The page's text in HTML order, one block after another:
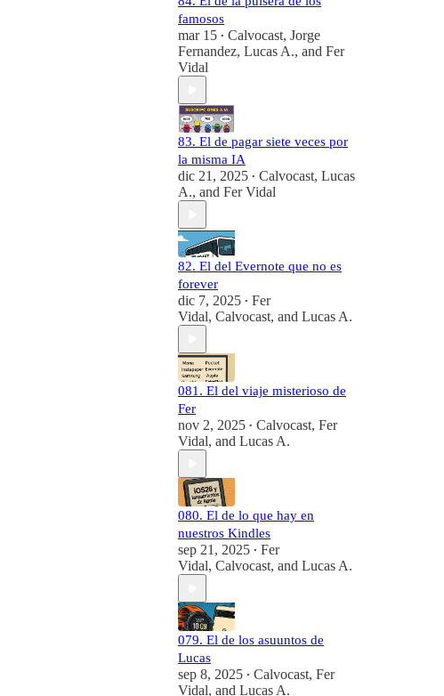
famosos
mar 15 • Calvocast, Jorge
Fernandez, Lucas A., and Fer
Vidal
83. El de pagar siete veces por
la misma IA
dic 21, 2025 • Calvocast, Lucas
A., and Fer Vidal
82. El del Evernote que no es
forever
dic 7, 2025 • Fer
Vidal, Calvocast, and Lucas A.
081. El del viaje misterioso de
Fer
nov 2, 2025 • Calvocast, Fer
Vidal, and Lucas A.
080. El de lo que hay en
nuestros Kindles
sep 21, 2025 • Fer
Vidal, Calvocast, and Lucas A.
079. El de los asuuntos de
Lucas
sep 8, 2025 • Calvocast, Fer
Vidal, and Lucas A.